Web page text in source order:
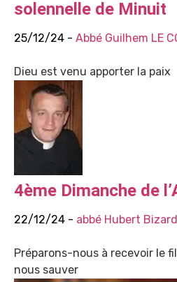
solennelle de Minuit
25/12/24 - Abbé Guilhem LE
Dieu est venu apporter la paix
4ème Dimanche de
22/12/24 - abbé Hubert Bizard
Préparons-nous à recevoir le
nous sauver